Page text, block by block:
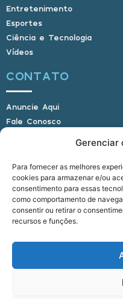
Gerenciar
Para fornecer as melhores
cookies para armazenar e/ou
consentimento para essas
como comportamento de
consentir ou retirar o
recursos e funções.
Entretenimento
Esportes
Ciência e Tecnologia
Vídeos
CONTATO
Anuncie Aqui
Fale Conosco
E-mail:
Telefone: (82) 9
Responsável
Rua do Sau -
© 2022 - 2026